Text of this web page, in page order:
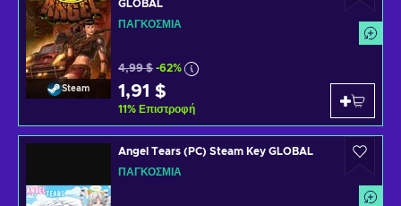
Steam
GLOBAL
ΠΑΓΚΌΣΜΙΑ
4,99 $ -62%
1,91 $
11% Επιστροφή
Angel Tears (PC) Steam Key GLOBAL
ΠΑΓΚΌΣΜΙΑ